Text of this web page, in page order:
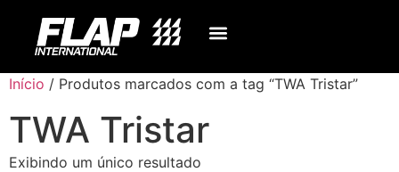
Início / Produtos marcados com a tag “TWA Tristar”
TWA Tristar
Exibindo um único resultado